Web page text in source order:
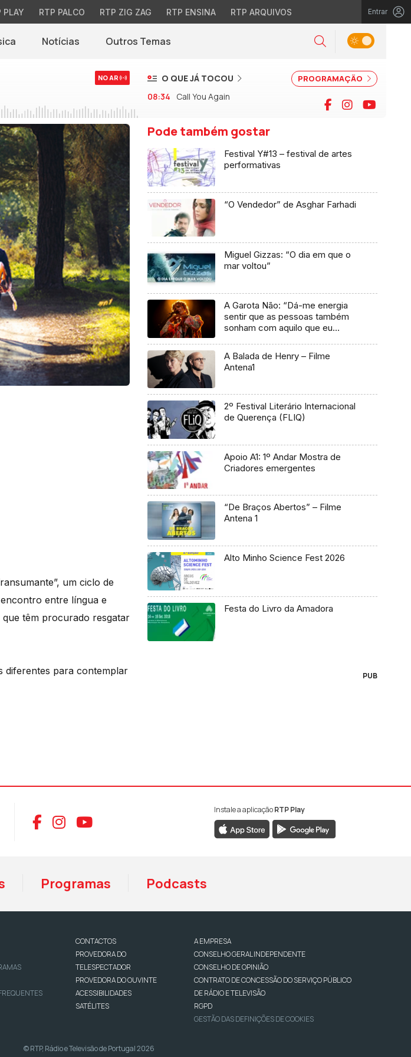
PLAY RTP PALCO RTP ZIG ZAG RTP ENSINA RTP ARQUIVOS Entrar
Notícias(abre em nova janela)
Outros Temas Pesquisar
Alternar tema
NO AR PROGRAMAÇÃO
O QUE JÁ TOCOU
08:34
Call You Again Facebook
Instagram
um ciclo de
entre língua e
têm procurado resgatar
diferentes para contemplar
Pode também gostar
Festival Y#13 – festival de artes
performativas
“O Vendedor” de Asghar Farhadi
Miguel Gizzas: “O dia em que o
mar voltou”
A Garota Não: “Dá-me energia
sentir que as pessoas também
sonham com aquilo que eu
A Balada de Henry – Filme
Antena1
2º Festival Literário Internacional
de Querença (FLIQ)
Apoio A1: 1º Andar Mostra de
Criadores emergentes
“De Braços Abertos” – Filme
Antena 1
Alto Minho Science Fest 2026
Festa do Livro da Amadora
PUB
Aceder ao Facebook da RTP Antena 1
Aceder ao Instagram da RTP Antena 1
Aceder ao YouTube da RTP Antena 1
Instale a aplicaçãoRTP Play
Programas Podcasts
CONTACTOS
PROVEDORA DO
TELESPECTADOR
PROVEDORA DO OUVINTE
ACESSIBILIDADES
SATÉLITES
A EMPRESA
CONSELHO GERAL INDEPENDENTE
CONSELHO DE OPINIÃO
CONTRATO DE CONCESSÃO DO SERVIÇO PÚBLICO
DE RÁDIO E TELEVISÃO
RGPD
GESTÃO DAS DEFINIÇÕES DE COOKIES
© RTP, Rádio e Televisão de Portugal 2026